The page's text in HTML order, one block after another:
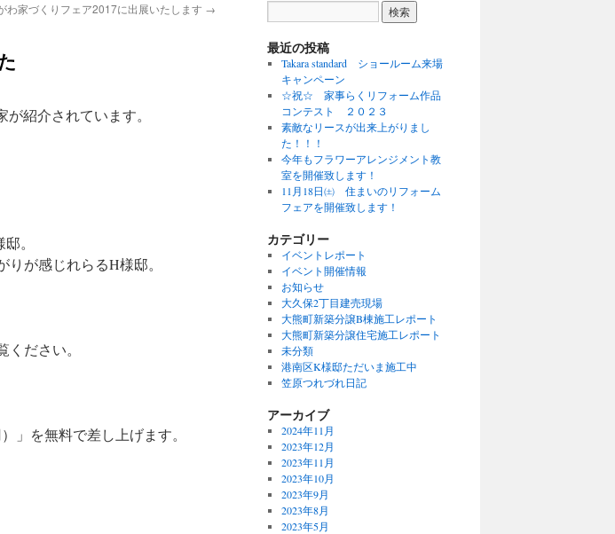
わ家づくりフェア2017に出展いたします →
紹介されています。
。
が感じれらるH様邸。
ださい。
」を無料で差し上げます。
最近の投稿
Takara standard ショールーム来場
キャンペーン
☆祝☆ 家事らくリフォーム作品
コンテスト ２０２３
素敵なリースが出来上がりまし
た！！！
今年もフラワーアレンジメント教
室を開催致します！
11月18日㈯ 住まいのリフォーム
フェアを開催致します！
カテゴリー
イベントレポート
イベント開催情報
お知らせ
大久保2丁目建売現場
大熊町新築分譲B棟施工レポート
大熊町新築分譲住宅施工レポート
未分類
港南区K様邸ただいま施工中
笠原つれづれ日記
アーカイブ
2024年11月
2023年12月
2023年11月
2023年10月
2023年9月
2023年8月
2023年5月